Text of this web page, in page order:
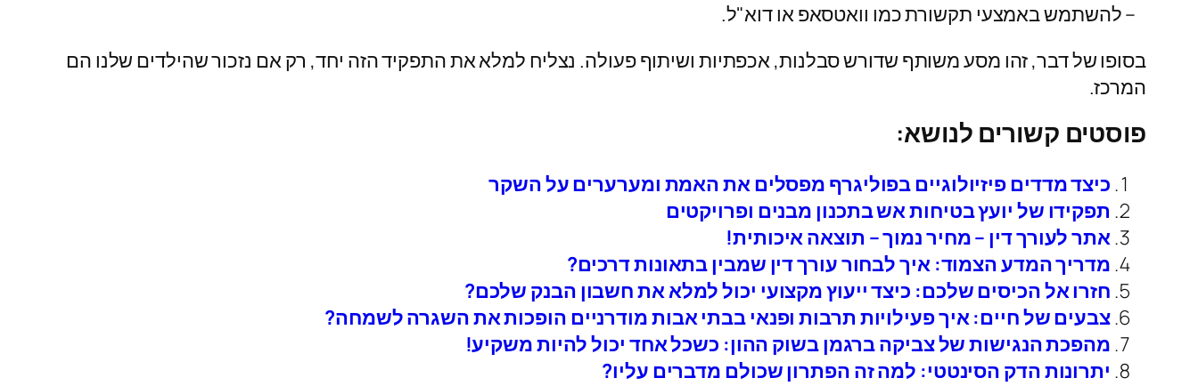
– להשתמש באמצעי תקשורת כמו וואטסאפ או דוא"ל.
בסופו של דבר, זהו מסע משותף שדורש סבלנות, אכפתיות ושיתוף פעולה. נצליח למלא את התפקיד הזה יחד, רק אם נזכור שהילדים שלנו הם
המרכז.
פוסטים קשורים לנושא:
כיצד מדדים פיזיולוגיים בפוליגרף מפסלים את האמת ומערערים על השקר
תפקידו של יועץ בטיחות אש בתכנון מבנים ופרויקטים
אתר לעורך דין – מחיר נמוך – תוצאה איכותית!
מדריך המדע הצמוד: איך לבחור עורך דין שמבין בתאונות דרכים?
חזרו אל הכיסים שלכם: כיצד ייעוץ מקצועי יכול למלא את חשבון הבנק שלכם?
צבעים של חיים: איך פעילויות תרבות ופנאי בבתי אבות מודרניים הופכות את השגרה לשמחה?
מהפכת הנגישות של צביקה ברגמן בשוק ההון: כשכל אחד יכול להיות משקיע!
יתרונות הדק הסינטטי: למה זה הפתרון שכולם מדברים עליו?